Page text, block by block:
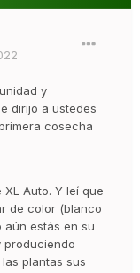
y
dirijo a ustedes
cosecha
Auto. Y leí que
de color (blanco
aún estás en su
produciendo
plantas sus